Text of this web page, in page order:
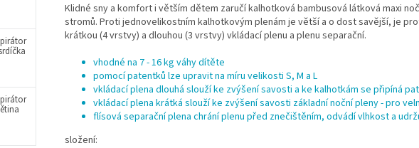
Klidné sny a komfort i větším dětem zaručí kalhotková bambusová látková maxi
stromů. Proti jednovelikostním kalhotkovým plenám je větší a o dost savější, je
krátkou (4 vrstvy) a dlouhou (3 vrstvy) vkládací plenu a plenu separační.
vhodné na 7 - 16 kg váhy dítěte
pomocí patentků lze upravit na míru velikosti S, M a L
vkládací plena dlouhá slouží ke zvýšení savosti a ke kalhotkám se připíná
vkládací plena krátká slouží ke zvýšení savosti základní noční pleny - pro
flísová separační plena chrání plenu před znečištěním, odvádí vlhkost a
složení: